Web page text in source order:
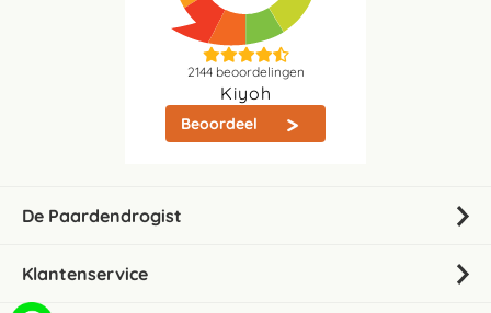
2144beoordelingen
Kiyoh
Beoordeel
De Paardendrogist
Klantenservice